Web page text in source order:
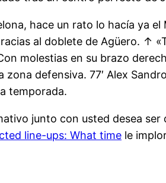
hace un rato lo hacía ya
al doblete de Agüero. ↑
molestias en su brazo
defensiva. 77′ Alex
temporada.
junto con usted desea
line-ups: What time le